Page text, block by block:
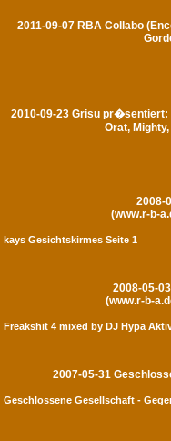
2011-09-07 RBA Collabo
2010-09-23 Grisu pr�sentiert:
Orat,
2008-
(www.r-b-
kays Gesichtskirmes Seite 1
2008-05-
(www.r-b-
Freakshit 4 mixed by DJ Hypa
2007-05-31
Geschlossene Gesellschaft -